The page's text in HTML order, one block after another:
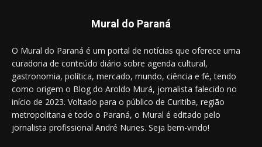
Mural do Paraná
O Mural do Paraná é um portal de notícias que oferece uma
curadoria de conteúdo diário sobre agenda cultural,
gastronomia, política, mercado, mundo, ciência e fé, tendo
como origem o Blog do Aroldo Murá, jornalista falecido no
início de 2023. Voltado para o público de Curitiba, região
metropolitana e todo o Paraná, o Mural é editado pelo
jornalista profissional André Nunes. Seja bem-vindo!